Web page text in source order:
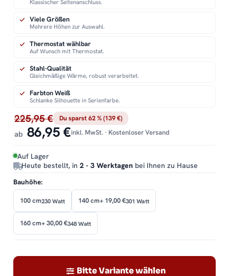
225,95 € Du sparst 62 % (139 €)
ab 86,95 €inkl. MwSt. · Kostenloser Versand
Auf Lager
Heute bestellt, in 2 - 3 Werktagen bei Ihnen zu Hause
Klassischer Seitenanschluss.
Viele Größen
Mehrere Höhen zur Auswahl.
Thermostat wählbar
Auf Wunsch mit Thermostat.
Stahl-Qualität
Gleichmäßige Wärme, robust verarbeitet.
Farbton Weiß
Schlanke Silhouette in Serienfarbe.
Bauhöhe:
100 cm230 Watt 140 cm+ 19,00 €301 Watt
160 cm+ 30,00 €348 Watt
Bitte Variante wählen